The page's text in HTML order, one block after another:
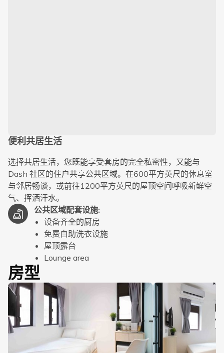
便利共居生活
选择共居生活，您既能享受套房的完全私密性，又能与
Dash 社区的住户共享公共区域。在600平方英尺的休息室
与邻居畅谈，或前往1200平方英尺的屋顶空间呼吸新鲜空
气、挥洒汗水。
公共区域配套设施:
设备齐全的厨房
免费自助洗衣设施
屋顶露台
Lounge area
房型